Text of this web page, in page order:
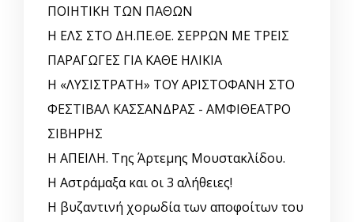
ΠΟΙΗΤΙΚΗ ΤΩΝ ΠΑΘΩΝ
Η ΕΛΣ ΣΤΟ ΔΗ.ΠΕ.ΘΕ. ΣΕΡΡΩΝ ΜΕ ΤΡΕΙΣ
ΠΑΡΑΓΩΓΕΣ ΓΙΑ ΚΑΘΕ ΗΛΙΚΙΑ
Η «ΛΥΣΙΣΤΡΑΤΗ» ΤΟΥ ΑΡΙΣΤΟΦΑΝΗ ΣΤΟ
ΦΕΣΤΙΒΑΛ ΚΑΣΣΑΝΔΡΑΣ - ΑΜΦΙΘΕΑΤΡΟ
ΣΙΒΗΡΗΣ
Η ΑΠΕΙΛΗ. Της Άρτεμης Μουστακλίδου.
Η Αστράμαξα και οι 3 αλήθειες!
Η βυζαντινή χορωδία των αποφοίτων του